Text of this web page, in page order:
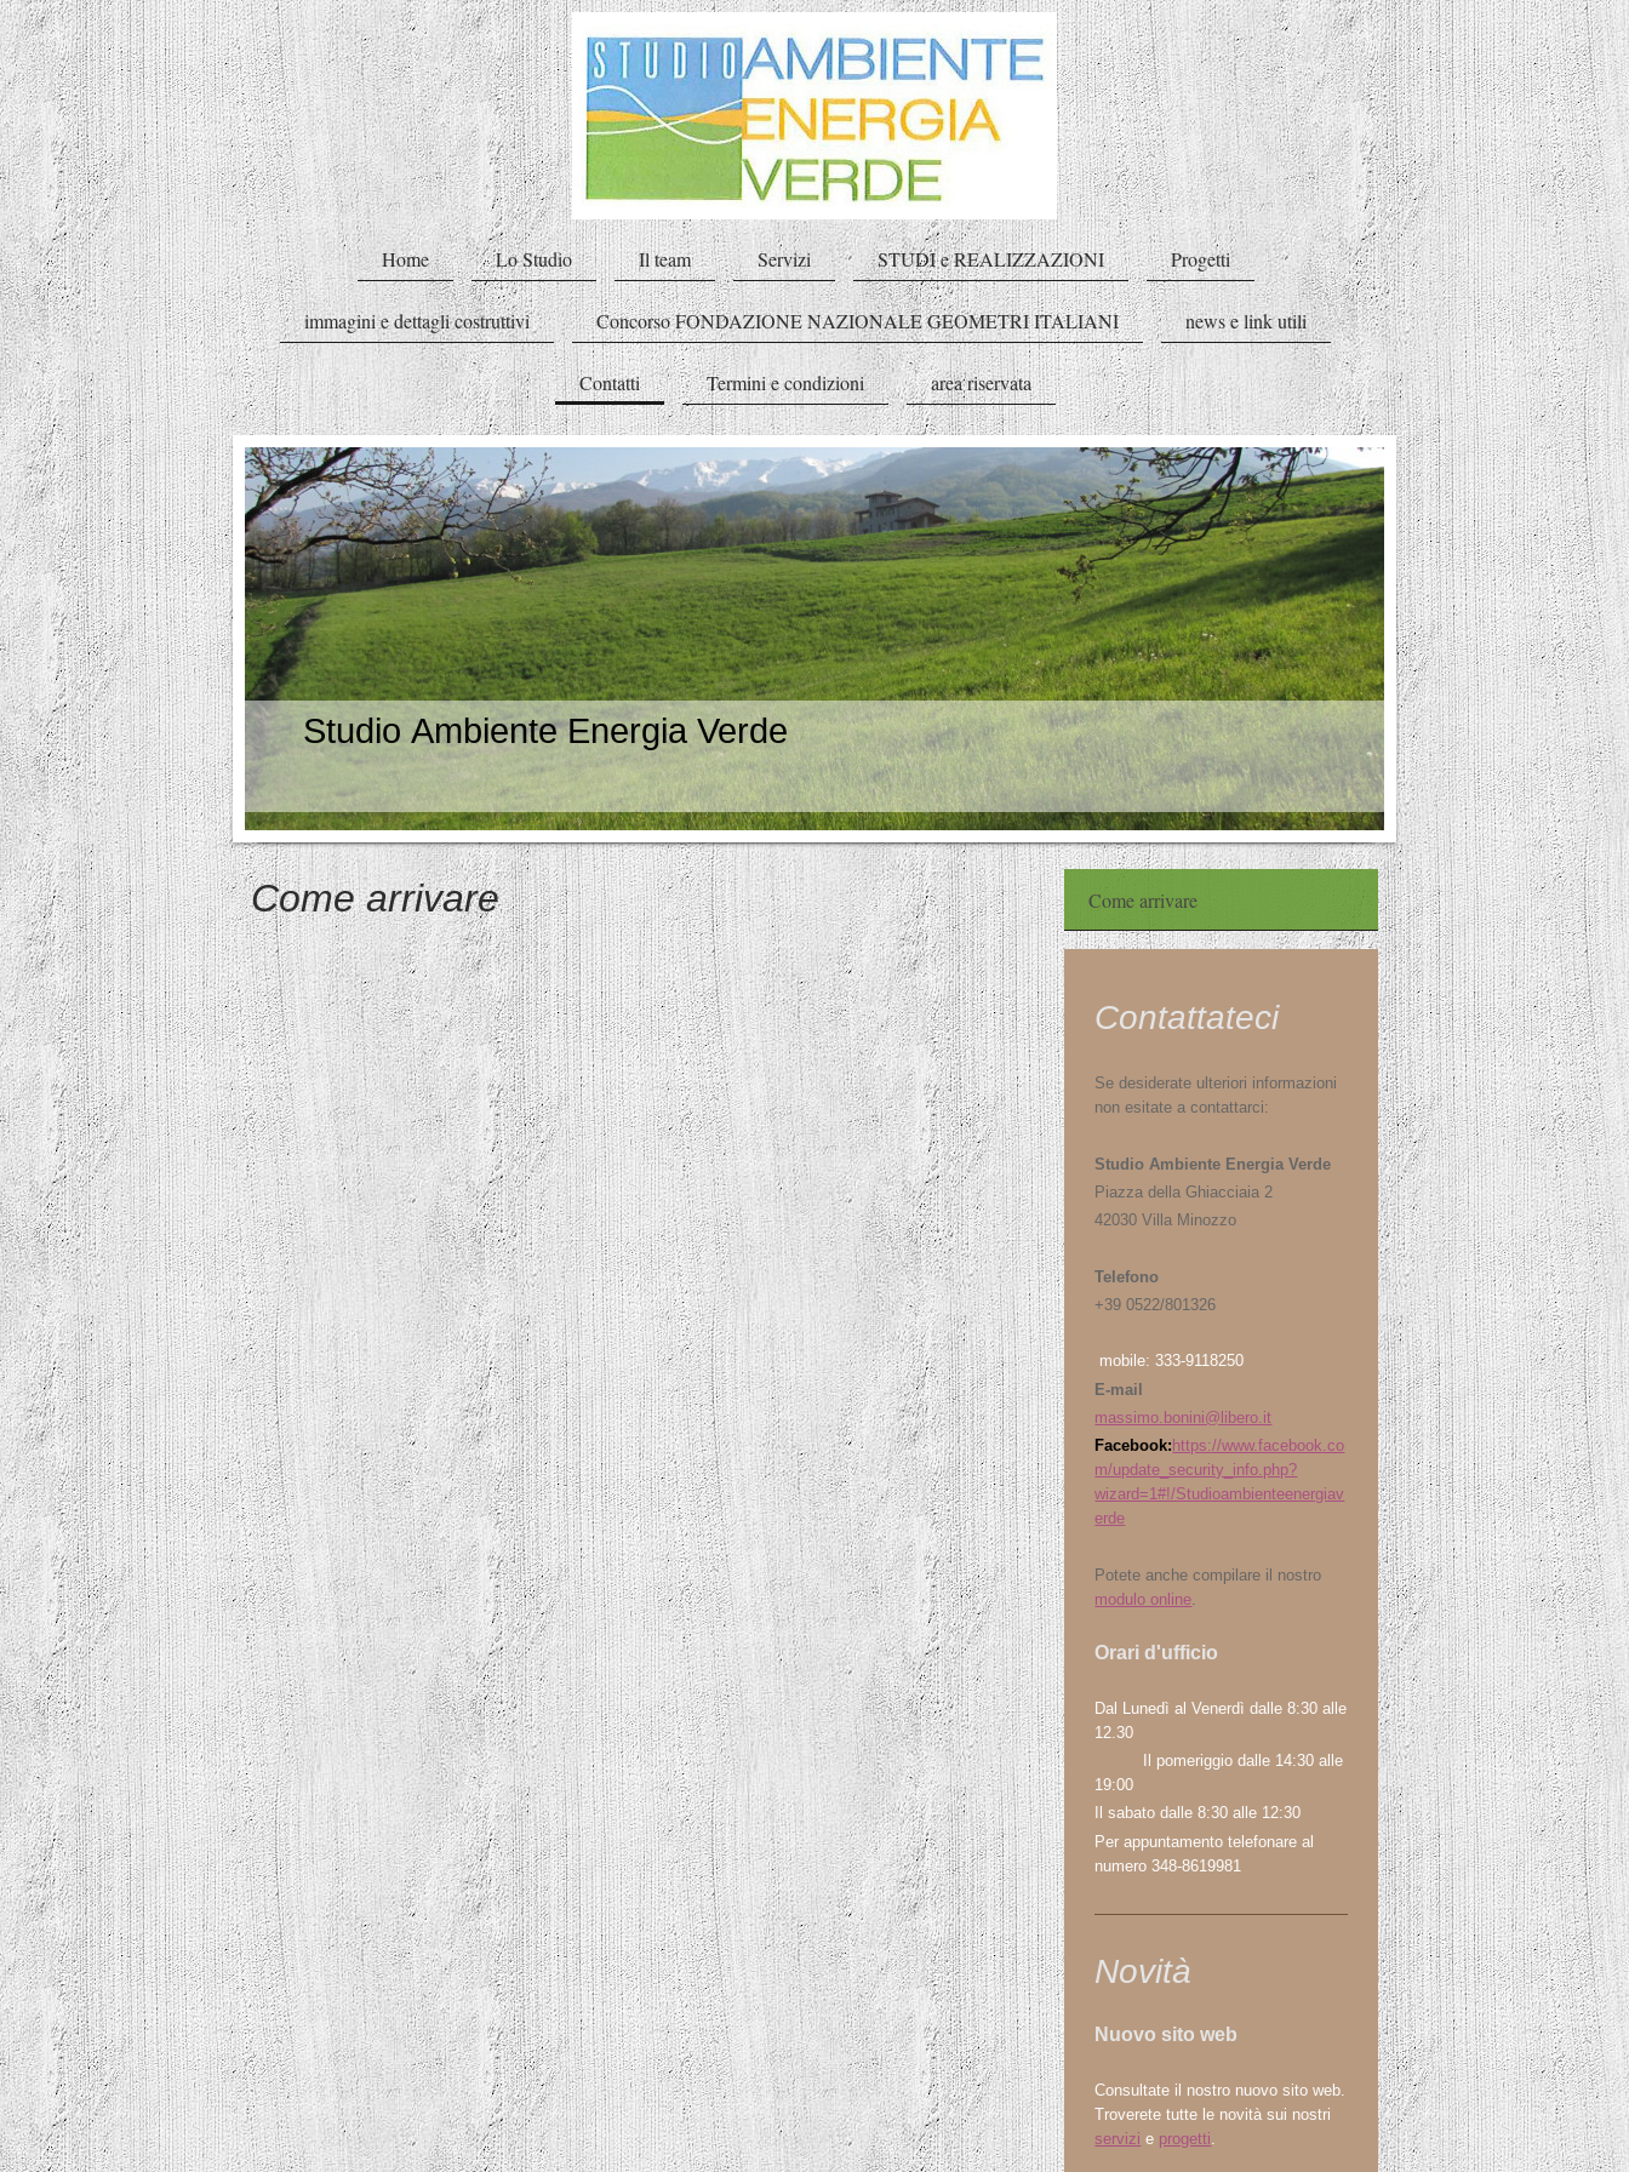
Home Lo Studio Il team Servizi STUDI e REALIZZAZIONI Progetti
immagini e dettagli costruttivi Concorso FONDAZIONE NAZIONALE GEOMETRI ITALIANI news e link utili
Contatti Termini e condizioni area riservata
Studio Ambiente Energia Verde
Come arrivare Come arrivare
Contattateci
Se desiderate ulteriori informazioni
non esitate a contattarci:
Studio Ambiente Energia Verde
Piazza della Ghiacciaia 2
42030 Villa Minozzo
Telefono
+39 0522/801326
mobile: 333-9118250
E-mail
massimo.bonini@libero.it
Facebook: https://www.facebook.co
m/update_security_info.php?
wizard=1#!/Studioambienteenergiav
erde
Potete anche compilare il nostro
modulo online
Orari d'ufficio
Dal Lunedì al Venerdì dalle 8:30 alle
12.30
Il pomeriggio dalle 14:30 alle
19:00
Il sabato dalle 8:30 alle 12:30
Per appuntamento telefonare al
numero 348-8619981
Novità
Nuovo sito web
Consultate il nostro nuovo sito web.
Troverete tutte le novità sui nostri
servizi e progetti